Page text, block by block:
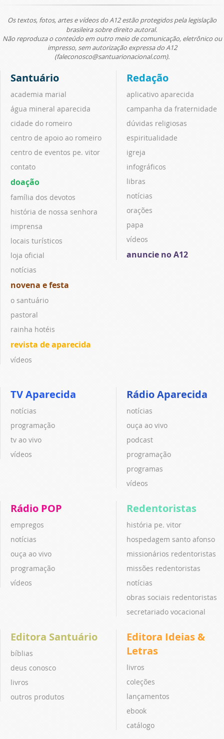
Os textos, fotos, artes e vídeos do A12 estão protegidos pela legislação
brasileira sobre direito autoral.
Não reproduza o conteúdo em outro meio de comunicação, eletrônico ou
impresso, sem autorização expressa do A12
(faleconosco@santuarionacional.com).
Santuário
academia marial
água mineral aparecida
cidade do romeiro
centro de apoio ao romeiro
centro de eventos pe. vitor
contato
doação
família dos devotos
história de nossa senhora
imprensa
locais turísticos
loja oficial
notícias
novena e festa
o santuário
pastoral
rainha hotéis
revista de aparecida
vídeos
Redação
aplicativo aparecida
campanha da fraternidade
dúvidas religiosas
espiritualidade
igreja
infográficos
libras
notícias
orações
papa
vídeos
anuncie no A12
TV Aparecida
notícias
programação
tv ao vivo
vídeos
Rádio Aparecida
notícias
ouça ao vivo
podcast
programação
programas
vídeos
Rádio POP
empregos
notícias
ouça ao vivo
programação
vídeos
Redentoristas
história pe. vitor
hospedagem santo afonso
missionários redentoristas
missões redentoristas
notícias
obras sociais redentoristas
secretariado vocacional
Editora Santuário
bíblias
deus conosco
livros
outros produtos
Editora Ideias &
Letras
livros
coleções
lançamentos
ebook
catálogo